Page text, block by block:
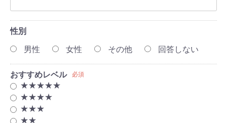
性別
男性
女性 その他 回答しない
おすすめレベル 必須
★★★★★
★★★★
★★★
★★